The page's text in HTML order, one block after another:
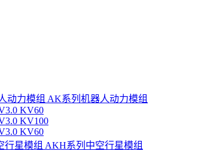
AK系列机器人动力模组
KV60
KV100
KV60
AKH系列中空行星模组